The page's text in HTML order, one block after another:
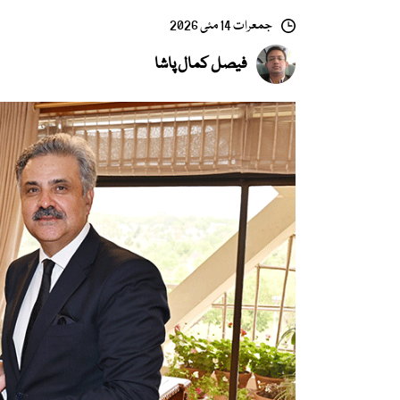
جمعرات 14 مئی 2026
فیصل کمال پاشا